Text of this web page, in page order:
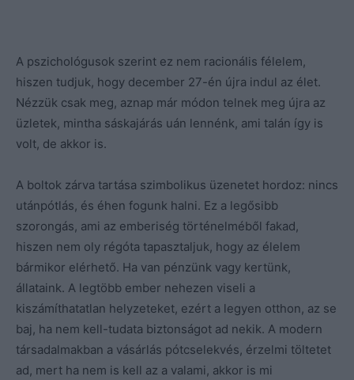
A pszichológusok szerint ez nem racionális félelem,
hiszen tudjuk, hogy december 27-én újra indul az élet.
Nézzük csak meg, aznap már módon telnek meg újra az
üzletek, mintha sáskajárás uán lennénk, ami talán így is
volt, de akkor is.
A boltok zárva tartása szimbolikus üzenetet hordoz: nincs
utánpótlás, és éhen fogunk halni. Ez a legősibb
szorongás, ami az emberiség történelméből fakad,
hiszen nem oly régóta tapasztaljuk, hogy az élelem
bármikor elérhető. Ha van pénzünk vagy kertünk,
állataink. A legtöbb ember nehezen viseli a
kiszámíthatatlan helyzeteket, ezért a legyen otthon, az se
baj, ha nem kell-tudata biztonságot ad nekik. A modern
társadalmakban a vásárlás pótcselekvés, érzelmi töltetet
ad, mert ha nem is kell az a valami, akkor is mi